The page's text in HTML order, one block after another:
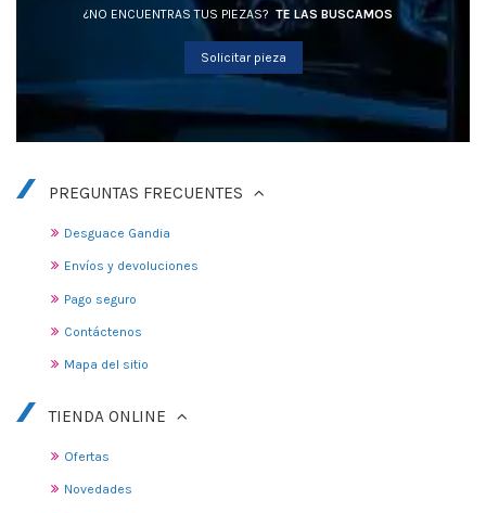
¿NO ENCUENTRAS TUS PIEZAS? TE LAS BUSCAMOS
Solicitar pieza
PREGUNTAS FRECUENTES
Desguace Gandia
Envíos y devoluciones
Pago seguro
Contáctenos
Mapa del sitio
TIENDA ONLINE
Ofertas
Novedades